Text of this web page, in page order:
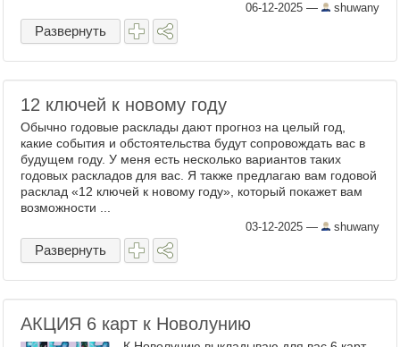
06-12-2025 — shuwany
Развернуть
12 ключей к новому году
Обычно годовые расклады дают прогноз на целый год,
какие события и обстоятельства будут сопровождать вас в
будущем году. У меня есть несколько вариантов таких
годовых раскладов для вас. Я также предлагаю вам годовой
расклад «12 ключей к новому году», который покажет вам
возможности ...
03-12-2025 — shuwany
Развернуть
АКЦИЯ 6 карт к Новолунию